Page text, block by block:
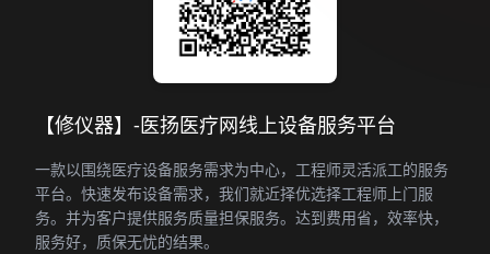
【修仪器】-医扬医疗网线上设备服务平台
一款以围绕医疗设备服务需求为中心，工程师灵活派工的服务
平台。快速发布设备需求，我们就近择优选择工程师上门服
务。并为客户提供服务质量担保服务。达到费用省，效率快，
服务好，质保无忧的结果。